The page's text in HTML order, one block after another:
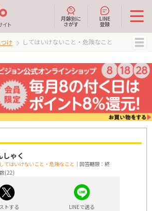
ト
月齢別に
さがす
LINE
登録
つけ してはいけないこと・危険なこと
ゃく
してはいけないこと・危険なこと ｜回答期限：終
(22)
トする LINEで送る